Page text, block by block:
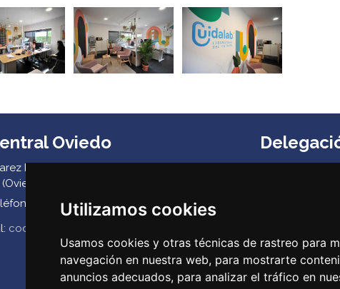
Utilizamos cookies
Usamos cookies y otras técnicas de rastreo para
navegación en nuestra web, para mostrarte
anuncios adecuados, para analizar el tráfico en
Oviedo
Rabanal 7, bajo. C.P. 33011
(Oviedo) ‌
985 23 25 52‌
codepa@codepa.es